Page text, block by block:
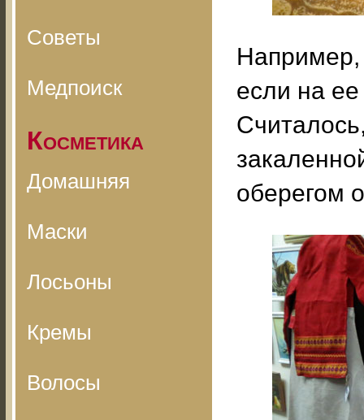
Советы
Медпоиск
Косметика
Домашняя
Маски
Лосьоны
Кремы
Волосы
Например,
если на
оберегом